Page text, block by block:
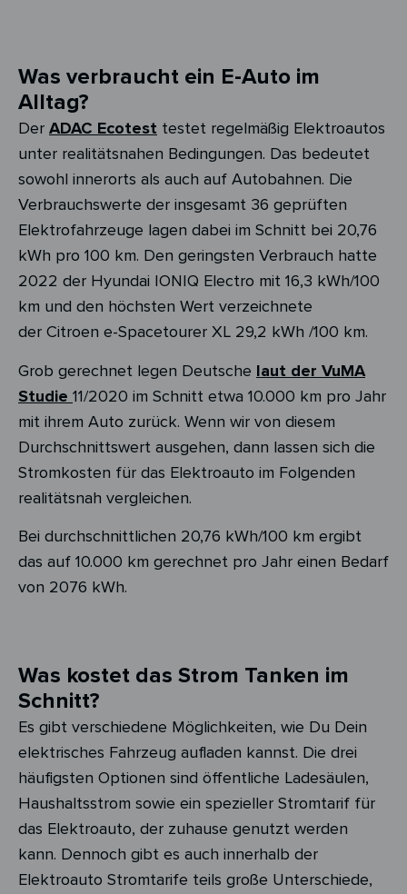
Was verbraucht ein E-Auto im
Alltag?
Der ADAC Ecotest testet regelmäßig Elektroautos
unter realitätsnahen Bedingungen. Das bedeutet
sowohl innerorts als auch auf Autobahnen. Die
Verbrauchswerte der insgesamt 36 geprüften
Elektrofahrzeuge lagen dabei im Schnitt bei 20,76
kWh pro 100 km. Den geringsten Verbrauch hatte
2022 der Hyundai IONIQ Electro mit 16,3 kWh/100
km und den höchsten Wert verzeichnete
der Citroen e-Spacetourer XL 29,2 kWh /100 km.
Grob gerechnet legen Deutsche laut der VuMA
Studie 11/2020 im Schnitt etwa 10.000 km pro Jahr
mit ihrem Auto zurück. Wenn wir von diesem
Durchschnittswert ausgehen, dann lassen sich die
Stromkosten für das Elektroauto im Folgenden
realitätsnah vergleichen.
Bei durchschnittlichen 20,76 kWh/100 km ergibt
das auf 10.000 km gerechnet pro Jahr einen Bedarf
von 2076 kWh.
Was kostet das Strom Tanken im
Schnitt?
Es gibt verschiedene Möglichkeiten, wie Du Dein
elektrisches Fahrzeug aufladen kannst. Die drei
häufigsten Optionen sind öffentliche Ladesäulen,
Haushaltsstrom sowie ein spezieller Stromtarif für
das Elektroauto, der zuhause genutzt werden
kann. Dennoch gibt es auch innerhalb der
Elektroauto Stromtarife teils große Unterschiede,